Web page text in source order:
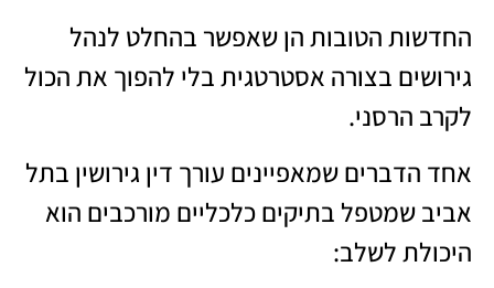
החדשות הטובות הן שאפשר בהחלט לנהל
גירושים בצורה אסטרטגית בלי להפוך את הכול
לקרב הרסני.
אחד הדברים שמאפיינים עורך דין גירושין בתל
אביב שמטפל בתיקים כלכליים מורכבים הוא
היכולת לשלב: